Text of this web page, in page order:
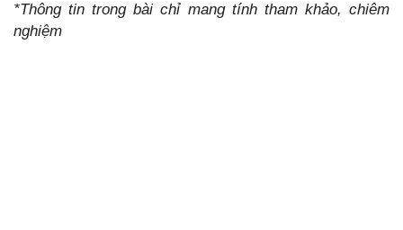
*Thông tin trong bài chỉ mang tính tham khảo, chiêm
nghiệm